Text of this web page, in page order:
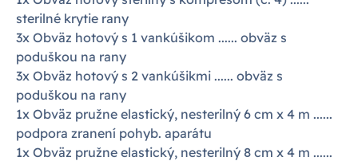
sterilné krytie rany
3x Obväz hotový s 1 vankúšikom ...... obväz s
poduškou na rany
3x Obväz hotový s 2 vankúšikmi ...... obväz s
poduškou na rany
1x Obväz pružne elastický, nesterilný 6 cm x 4 m ......
podpora zranení pohyb. aparátu
1x Obväz pružne elastický, nesterilný 8 cm x 4 m ......